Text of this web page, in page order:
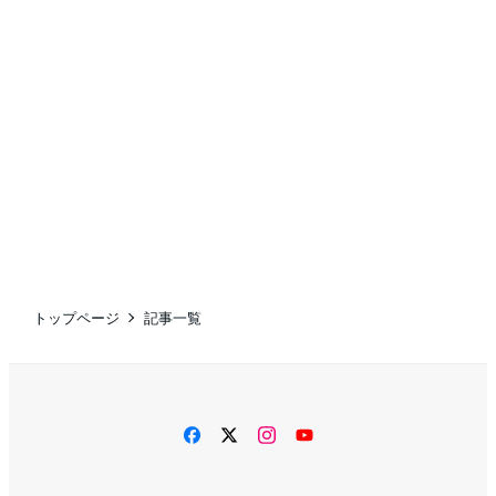
トップページ 記事一覧
facebooktwitterinstagram
YouTube